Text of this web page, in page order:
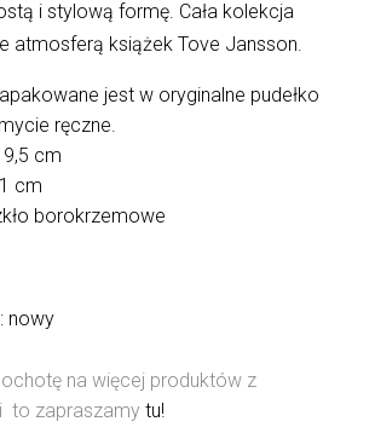
i stylową formę. Cała kolekcja
atmosferą książek Tove Jansson.
jest w oryginalne pudełko
ręczne.
cm
cm
borokrzemowe
nowy
na więcej produktów z
to zapraszamy tu!